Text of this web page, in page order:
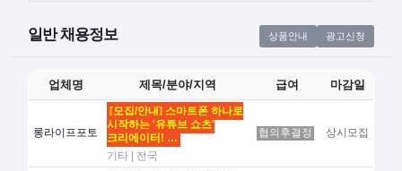
일반 채용정보 상품안내 광고신청
업체명 제목/분야/지역 급여 마감일
롱라이프포토
[모집/안내] 스마트폰 하나로
시작하는 '유튜브 쇼츠'
크리에이터! …
기타 | 전국
협의후결정 상시모집